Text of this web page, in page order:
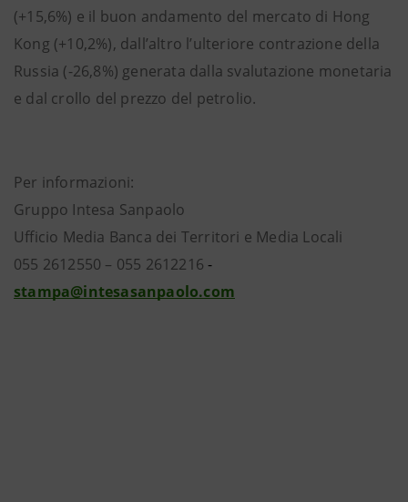
(+15,6%) e il buon andamento del mercato di Hong
Kong (+10,2%), dall’altro l’ulteriore contrazione della
Russia (-26,8%) generata dalla svalutazione monetaria
e dal crollo del prezzo del petrolio.
Per informazioni:
Gruppo Intesa Sanpaolo
Ufficio Media Banca dei Territori e Media Locali
055 2612550 – 055 2612216 -
stampa@intesasanpaolo.com